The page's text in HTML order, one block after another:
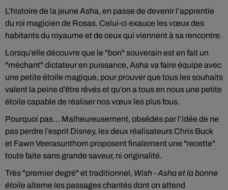
L’histoire de la jeune Asha, en passe de devenir l’apprentie
du roi magicien de Rosas. Celui-ci exauce les vœux des
habitants du royaume et de ceux qui viennent à sa rencontre.
Lorsqu’elle découvre que le "bon" souverain est en fait un
"méchant" dictateur en puissance, Asha va faire équipe avec
une petite étoile magique, pour prouver que tous les souhaits
valent la peine d’être rêvés et qu’on a tous en nous une petite
étoile capable de réaliser nos vœux les plus fous.
Pourquoi pas… Malheureusement, obsédés par l’idée de ne
pas perdre l’esprit Disney, les deux réalisateurs Chris Buck
et Fawn Veerasunthorn proposent finalement une "recette"
toute faite sans grande saveur, ni originalité.
Très "premier degré" et traditionnel, Wish - Asha et la bonne
étoilealterne les passages chantés dont on attend